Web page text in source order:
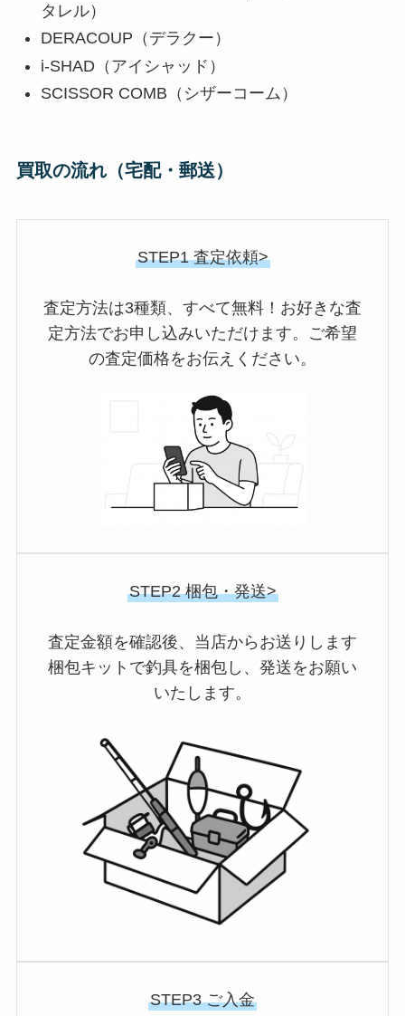
タレル）
DERACOUP（デラクー）
i-SHAD（アイシャッド）
SCISSOR COMB（シザーコーム）
買取の流れ（宅配・郵送）
STEP1 査定依頼>
査定方法は3種類、すべて無料！お好きな査
定方法でお申し込みいただけます。ご希望
の査定価格をお伝えください。
STEP2 梱包・発送>
査定金額を確認後、当店からお送りします
梱包キットで釣具を梱包し、発送をお願い
いたします。
STEP3 ご入金